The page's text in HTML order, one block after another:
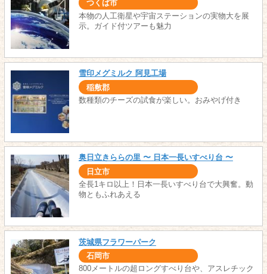
つくば市
本物の人工衛星や宇宙ステーションの実物大を展
示。ガイド付ツアーも魅力
雪印メグミルク 阿見工場
稲敷郡
数種類のチーズの試食が楽しい。おみやげ付き
奥日立きららの里 〜 日本一長いすべり台 〜
日立市
全長1キロ以上！日本一長いすべり台で大興奮。動
物ともふれあえる
茨城県フラワーパーク
石岡市
800メートルの超ロングすべり台や、アスレチック